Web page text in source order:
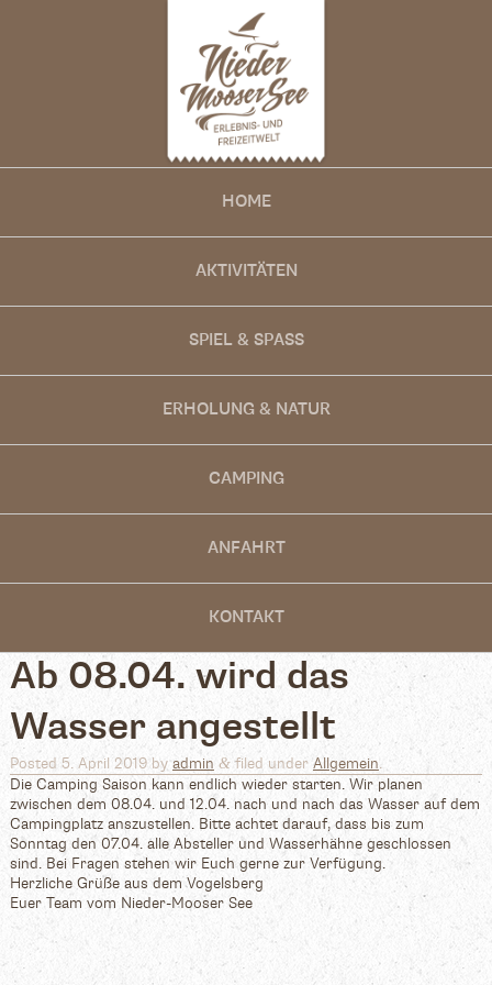
HOME
AKTIVITÄTEN
SPIEL & SPASS
ERHOLUNG & NATUR
CAMPING
ANFAHRT
KONTAKT
Ab 08.04. wird das
Wasser angestellt
Posted 5. April 2019by admin &filed underAllgemein
Die Camping Saison kann endlich wieder starten. Wir planen
zwischen dem 08.04. und 12.04. nach und nach das Wasser auf dem
Campingplatz anszustellen. Bitte achtet darauf, dass bis zum
Sonntag den 07.04. alle Absteller und Wasserhähne geschlossen
sind. Bei Fragen stehen wir Euch gerne zur Verfügung.
Herzliche Grüße aus dem Vogelsberg
Euer Team vom Nieder-Mooser See